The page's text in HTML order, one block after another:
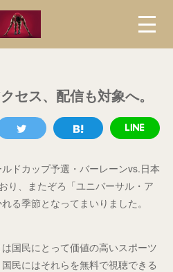
セス、配信も対象へ。
ドカップ予選・バーレーンvs.日本
り、またぞろ「ユニバーサル・ア
る季節となってまいりました。
国民にとって価値の高いスポーツ
民にはそれらを無料で視聴できる